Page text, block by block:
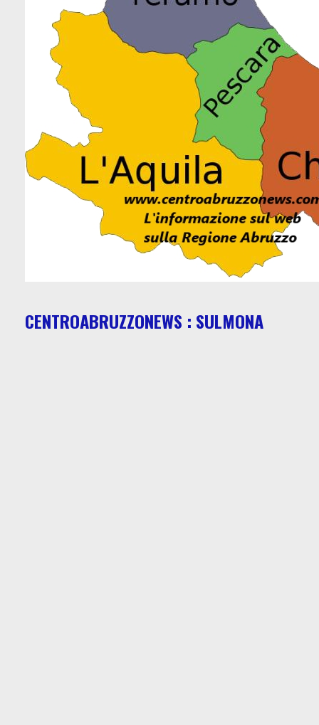
CENTROABRUZZONEWS : SULMONA